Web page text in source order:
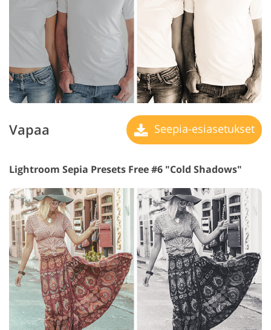
Vapaa Seepia-esiasetukset
Lightroom Sepia Presets Free #6 "Cold Shadows"